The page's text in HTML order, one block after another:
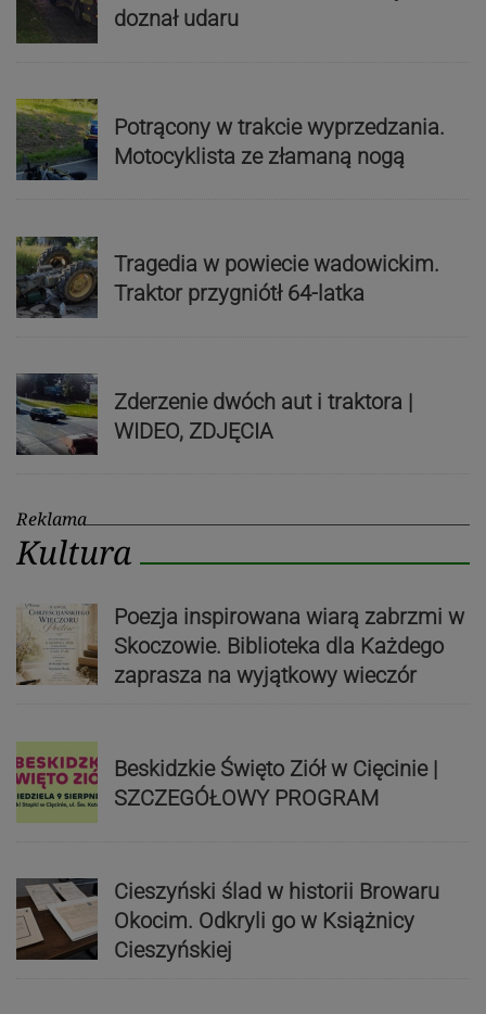
doznał udaru
Potrącony w trakcie wyprzedzania.
Motocyklista ze złamaną nogą
Tragedia w powiecie wadowickim.
Traktor przygniótł 64-latka
Zderzenie dwóch aut i traktora |
WIDEO, ZDJĘCIA
Reklama
Kultura
Poezja inspirowana wiarą zabrzmi w
Skoczowie. Biblioteka dla Każdego
zaprasza na wyjątkowy wieczór
Beskidzkie Święto Ziół w Cięcinie |
SZCZEGÓŁOWY PROGRAM
Cieszyński ślad w historii Browaru
Okocim. Odkryli go w Książnicy
Cieszyńskiej